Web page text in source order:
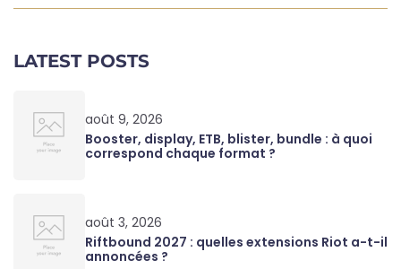
LATEST POSTS
août 9, 2026
Booster, display, ETB, blister, bundle : à quoi
correspond chaque format ?
août 3, 2026
Riftbound 2027 : quelles extensions Riot a-t-il
annoncées ?